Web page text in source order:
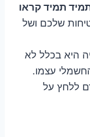
תמיד קראו
שלכם ושל
היא בכלל לא
עצמו.
ללחץ על